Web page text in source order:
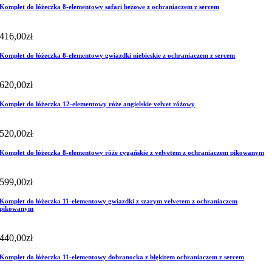
Komplet do łóżeczka 8-elementowy safari beżowe z ochraniaczem z sercem
416,00zł
Komplet do łóżeczka 8-elementowy gwiazdki niebieskie z ochraniaczem z sercem
620,00zł
Komplet do łóżeczka 12-elementowy róże angielskie velvet różowy
520,00zł
Komplet do łóżeczka 8-elementowy róże cygańskie z velvetem z ochraniaczem pikowanym
599,00zł
Komplet do łóżeczka 11-elementowy gwiazdki z szarym velvetem z ochraniaczem
pikowanym
440,00zł
Komplet do łóżeczka 11-elementowy dobranocka z błękitem ochraniaczem z sercem